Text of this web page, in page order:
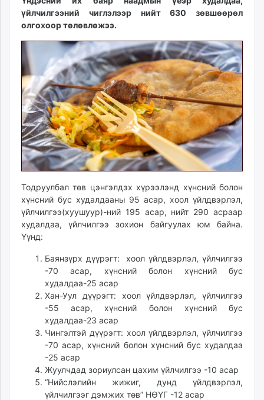
ikon.mn
mnb.mn
Livetv.mn
Eguur.mn
24tsag.mn
shuud.mn
eagle.mn
ergelt.mn
zarig.mn
today.mn
zuv.mn
mminfo.mn
ugluu.mn
urlag.mn
unen.mn
asu.mn
shudarga.mn
shuurhai.mn
unuudur.mn
mglradio.com
itoim.mn
tumen.mn
shuum.mn
times.mn
tvmongolia.mn
үйлчилгээний чиглэлээр нийт 630 зөвшөөрөл
олгохоор төлөвлөжээ.
Тодруулбал төв цэнгэлдэх хүрээлэнд хүнсний болон
хүнсний бус худалдааны 95 асар, хоол үйлдвэрлэл,
үйлчилгээ(хуушуур)-ний 195 асар, нийт 290 асраар
худалдаа, үйлчилгээ зохион байгуулах юм байна.
Үүнд:
Баянзүрх дүүрэгт: хоол үйлдвэрлэл, үйлчилгээ
-70 асар, хүнсний болон хүнсний бус
худалдаа-25 асар
Хан-Уул дүүрэгт: хоол үйлдвэрлэл, үйлчилгээ
-55 асар, хүнсний болон хүнсний бус
худалдаа-23 асар
Чингэлтэй дүүрэгт: хоол үйлдвэрлэл, үйлчилгээ
-70 асар, хүнсний болон хүнсний бус худалдаа
-25 асар
Жуулчдад зориулсан цахим үйлчилгээ -10 асар
“Нийслэлийн жижиг, дунд үйлдвэрлэл,
үйлчилгээг дэмжих төв” НӨҮГ -12 асар